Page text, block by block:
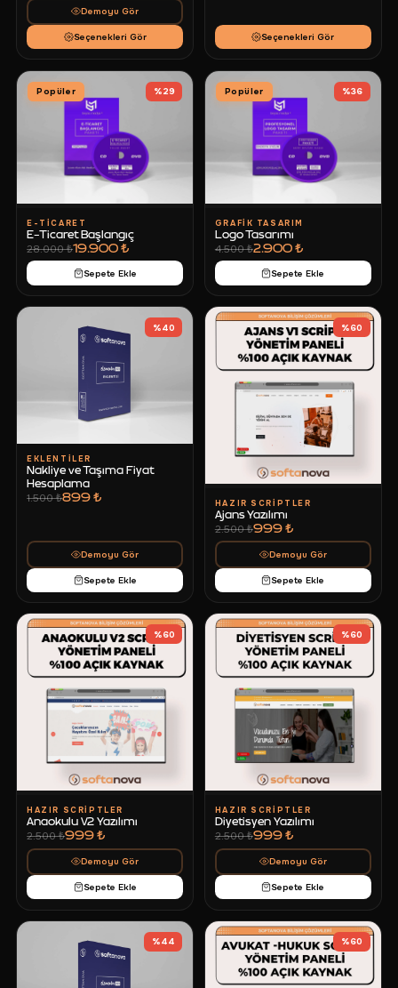
Demoyu Gör
Seçenekleri Gör Seçenekleri Gör
Popüler %29
E-TICARET
E-Ticaret Başlangıç
28.000 ₺19.900 ₺
Sepete Ekle
Popüler %36
GRAFIK TASARIM
Logo Tasarımı
4.500 ₺2.900 ₺
Sepete Ekle
%40
EKLENTILER
Nakliye ve Taşıma Fiyat
Hesaplama
1.500 ₺899 ₺
Demoyu Gör
Sepete Ekle
%60
HAZIR SCRIPTLER
Ajans Yazılımı
2.500 ₺999 ₺
Demoyu Gör
Sepete Ekle
%60
HAZIR SCRIPTLER
Anaokulu V2 Yazılımı
2.500 ₺999 ₺
Demoyu Gör
Sepete Ekle
%60
HAZIR SCRIPTLER
Diyetisyen Yazılımı
2.500 ₺999 ₺
Demoyu Gör
Sepete Ekle
%44 %60